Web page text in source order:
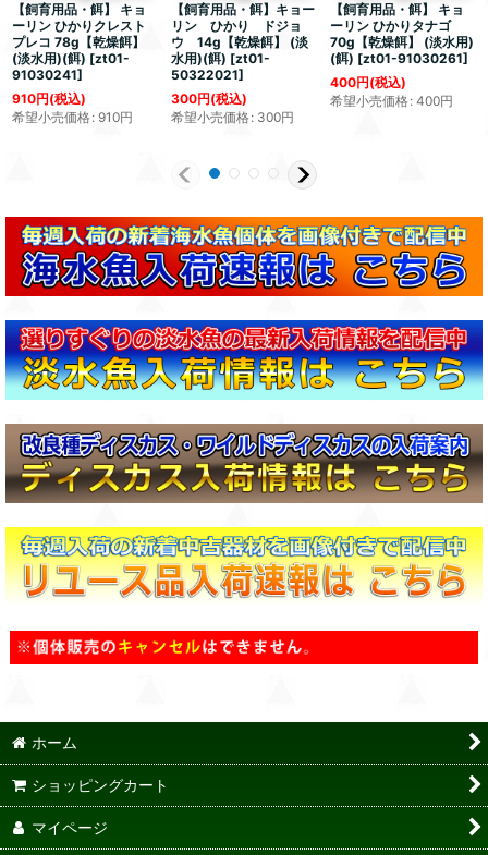
【飼育用品・餌】 キョ
ーリン ひかりクレスト
プレコ 78g【乾燥餌】
(淡水用)(餌) [zt01-
91030241]
910円(税込)
希望小売価格: 910円
【飼育用品・餌】キョー
リン ひかり ドジョ
ウ 14g【乾燥餌】 (淡
水用)(餌) [zt01-
50322021]
300円(税込)
希望小売価格: 300円
【飼育用品・餌】 キョ
ーリン ひかりタナゴ
70g【乾燥餌】 (淡水用)
(餌) [zt01-91030261]
400円(税込)
希望小売価格: 400円
ホーム
ショッピングカート
マイページ